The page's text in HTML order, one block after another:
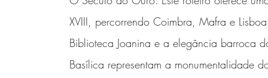
XVIII, percorrendo Coimbra, Mafra e
Biblioteca Joanina e a elegância barroca
Basílica representam a monumentalidade